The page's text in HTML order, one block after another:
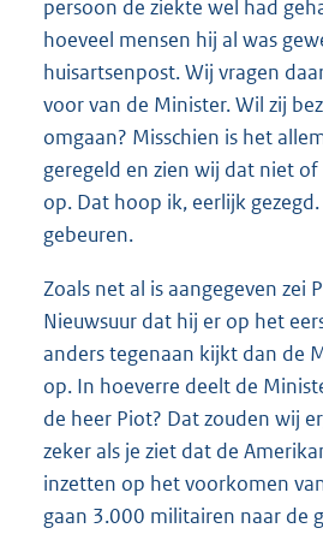
persoon de ziekte wel had
hoeveel mensen hij al was
huisartsenpost. Wij vragen
voor van de Minister. Wil zij
omgaan? Misschien is het
geregeld en zien wij dat niet
op. Dat hoop ik, eerlijk
gebeuren.
Zoals net al is aangegeven zei
Nieuwsuur dat hij er op het
anders tegenaan kijkt dan de
op. In hoeverre deelt de
de heer Piot? Dat zouden wij
zeker als je ziet dat de
inzetten op het voorkomen
gaan 3.000 militairen naar de